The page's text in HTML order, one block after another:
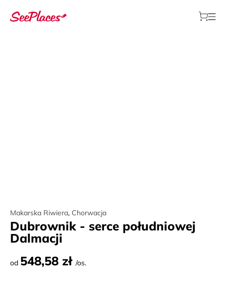
Makarska Riwiera, Chorwacja
Dubrownik - serce południowej
Dalmacji
od 548,58 zł /os.